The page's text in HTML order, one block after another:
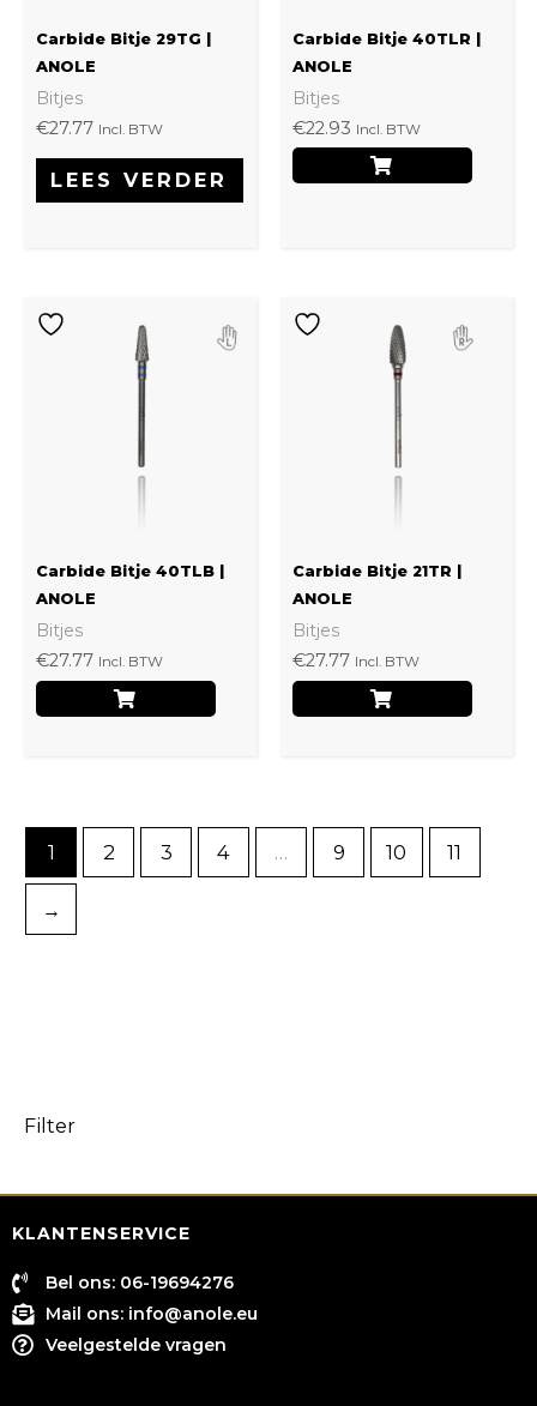
Filter
Carbide Bitje 29TG |
ANOLE
Bitjes
€27.77 Incl. BTW
LEES VERDER
Carbide Bitje 40TLR |
ANOLE
Bitjes
€22.93 Incl. BTW
Carbide Bitje 40TLB |
ANOLE
Bitjes
€27.77 Incl. BTW
Carbide Bitje 21TR |
ANOLE
Bitjes
€27.77 Incl. BTW
1 2 3 4 … 9 10 11
→
KLANTENSERVICE
Bel ons: 06-19694276
Mail ons: info@anole.eu
Veelgestelde vragen